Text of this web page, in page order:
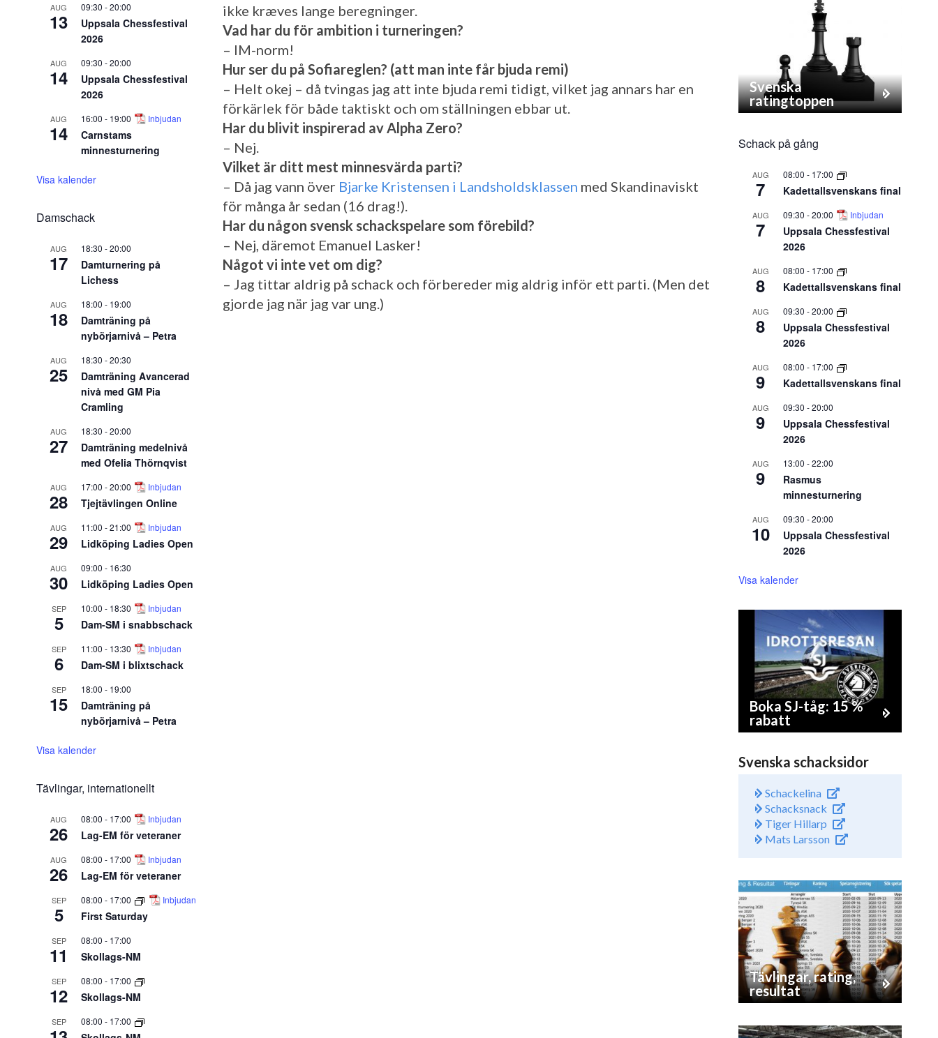
AUG
13
09:30 -20:00
Uppsala Chessfestival
2026
AUG
14
09:30 -20:00
Uppsala Chessfestival
2026
AUG
14
16:00 - 19:00 Inbjudan
Carnstams
minnesturnering
Visa kalender
Damschack
AUG
17
18:30 -20:00
Damturnering på
Lichess
AUG
18
18:00 - 19:00
Damträning på
nybörjarnivå – Petra
AUG
25
18:30 -20:30
Damträning Avancerad
nivå med GM Pia
Cramling
AUG
27
18:30 -20:00
Damträning medelnivå
med Ofelia Thörnqvist
AUG
28
17:00 -20:00 Inbjudan
Tjejtävlingen Online
AUG
29
11:00 -21:00 Inbjudan
Lidköping Ladies Open
AUG
30
09:00 - 16:30
Lidköping Ladies Open
SEP
5
10:00 - 18:30 Inbjudan
Dam-SM i snabbschack
SEP
6
11:00 - 13:30 Inbjudan
Dam-SM i blixtschack
SEP
15
18:00 - 19:00
Damträning på
nybörjarnivå – Petra
Visa kalender
Tävlingar, internationellt
AUG
26
08:00 - 17:00 Inbjudan
Lag-EM för veteraner
AUG
26
08:00 - 17:00 Inbjudan
Lag-EM för veteraner
SEP
5
08:00 - 17:00 Inbjudan
First Saturday
SEP
11
08:00 - 17:00
Skollags-NM
SEP
12
08:00 - 17:00
Skollags-NM
SEP 08:00 - 17:00
ikke kræves lange beregninger.
Vad har du för ambition i turneringen?
– IM-norm!
Hur ser du på Sofiareglen? (att man inte får bjuda remi)
– Helt okej – då tvingas jag att inte bjuda remi tidigt, vilket jag annars har en
förkärlek för både taktiskt och om ställningen ebbar ut.
Har du blivit inspirerad av Alpha Zero?
– Nej.
Vilket är ditt mest minnesvärda parti?
– Då jag vann över Bjarke Kristensen i Landsholdsklassen med Skandinaviskt
för många år sedan (16 drag!).
Har du någon svensk schackspelare som förebild?
– Nej, däremot Emanuel Lasker!
Något vi inte vet om dig?
– Jag tittar aldrig på schack och förbereder mig aldrig inför ett parti. (Men det
gjorde jag när jag var ung.)
Svenska
ratingtoppen
Schack på gång
AUG
7
08:00 - 17:00
Kadettallsvenskans final
AUG
7
09:30 -20:00 Inbjudan
Uppsala Chessfestival
2026
AUG
8
08:00 - 17:00
Kadettallsvenskans final
AUG
8
09:30 -20:00
Uppsala Chessfestival
2026
AUG
9
08:00 - 17:00
Kadettallsvenskans final
AUG
9
09:30 -20:00
Uppsala Chessfestival
2026
AUG
9
13:00 -22:00
Rasmus
minnesturnering
AUG
10
09:30 -20:00
Uppsala Chessfestival
2026
Visa kalender
Boka SJ-tåg: 15 %
rabatt
Svenska schacksidor
Schackelina
Schacksnack
Tiger Hillarp
Mats Larsson
Tävlingar, rating,
resultat